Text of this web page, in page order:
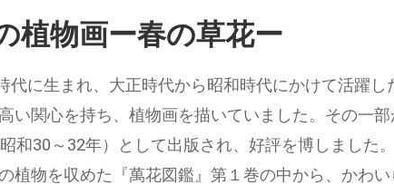
物画ー春の草花ー
代に生まれ、大正時代から昭和時代にかけて活躍
い関心を持ち、植物画を描いていました。その一
和30～32年）として出版され、好評を博しました。
植物を収めた『萬花図鑑』第１巻の中から、かわい